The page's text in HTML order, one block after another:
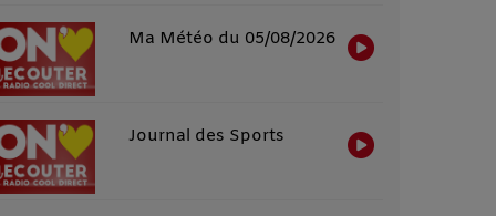
Ma Météo du 05/08/2026
Journal des Sports